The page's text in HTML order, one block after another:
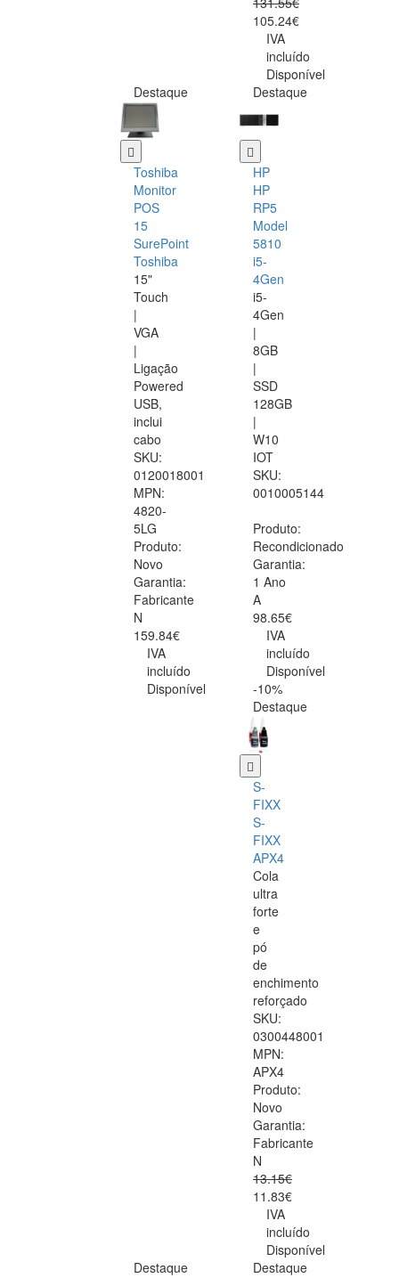
105.24€
IVA
incluído
Disponível
Destaque
Toshiba
Monitor
POS
15
SurePoint
Toshiba
15"
Touch
|
VGA
|
Ligação
Powered
USB,
inclui
cabo
SKU:
0120018001
MPN:
4820-
5LG
Produto:
Novo
Garantia:
Fabricante
N
159.84€
IVA
incluído
Disponível
Destaque
HP
HP
RP5
Model
5810
i5-
4Gen
i5-
4Gen
|
8GB
|
SSD
128GB
|
W10
IOT
SKU:
0010005144
Produto:
Recondicionado
Garantia:
1 Ano
A
98.65€
IVA
incluído
Disponível
-10%
Destaque
S-
FIXX
S-
FIXX
APX4
Cola
ultra
forte
e
pó
de
enchimento
reforçado
SKU:
0300448001
MPN:
APX4
Produto:
Novo
Garantia:
Fabricante
N
13.15€
11.83€
IVA
incluído
Disponível
Destaque
Destaque